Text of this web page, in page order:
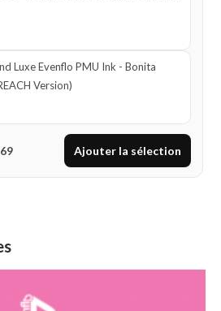
Luxe Evenflo PMU Ink - Bonita
Version)
Ajouter la sélection